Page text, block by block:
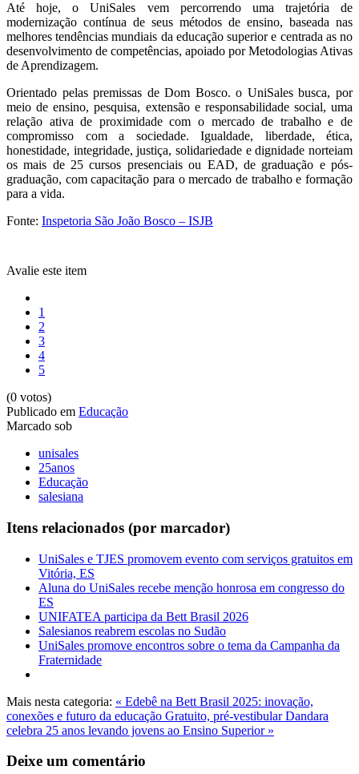
Até hoje, o UniSales vem percorrendo uma trajetória de
modernização contínua de seus métodos de ensino, baseada nas
melhores tendências mundiais da educação superior e centrada as no
desenvolvimento de competências, apoiado por Metodologias Ativas
de Aprendizagem.
Orientado pelas premissas de Dom Bosco. o UniSales busca, por
meio de ensino, pesquisa, extensão e responsabilidade social, uma
relação ativa de proximidade com o mercado de trabalho e de
compromisso com a sociedade. Igualdade, liberdade, ética,
honestidade, integridade, justiça, solidariedade e dignidade norteiam
os mais de 25 cursos presenciais ou EAD, de graduação e pós-
graduação, com capacitação para o mercado de trabalho e formação
para a vida.
Fonte: Inspetoria São João Bosco – ISJB
Avalie este item
1
2
3
4
5
(0 votos)
Publicado em Educação
Marcado sob
unisales
25anos
Educação
salesiana
Itens relacionados (por marcador)
UniSales e TJES promovem evento com serviços gratuitos em
Vitória, ES
Aluna do UniSales recebe menção honrosa em congresso do
ES
UNIFATEA participa da Bett Brasil 2026
Salesianos reabrem escolas no Sudão
UniSales promove encontros sobre o tema da Campanha da
Fraternidade
Mais nesta categoria: « Edebê na Bett Brasil 2025: inovação,
conexões e futuro da educação Gratuito, pré-vestibular Dandara
celebra 25 anos levando jovens ao Ensino Superior »
Deixe um comentário